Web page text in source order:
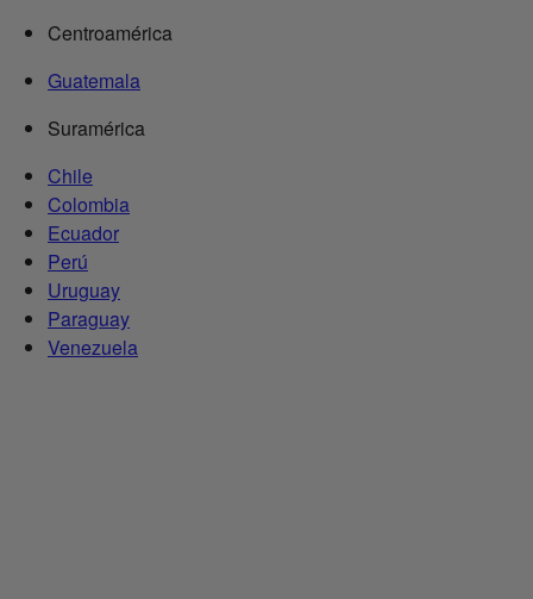
Centroamérica
Guatemala
Suramérica
Chile
Colombia
Ecuador
Perú
Uruguay
Paraguay
Venezuela